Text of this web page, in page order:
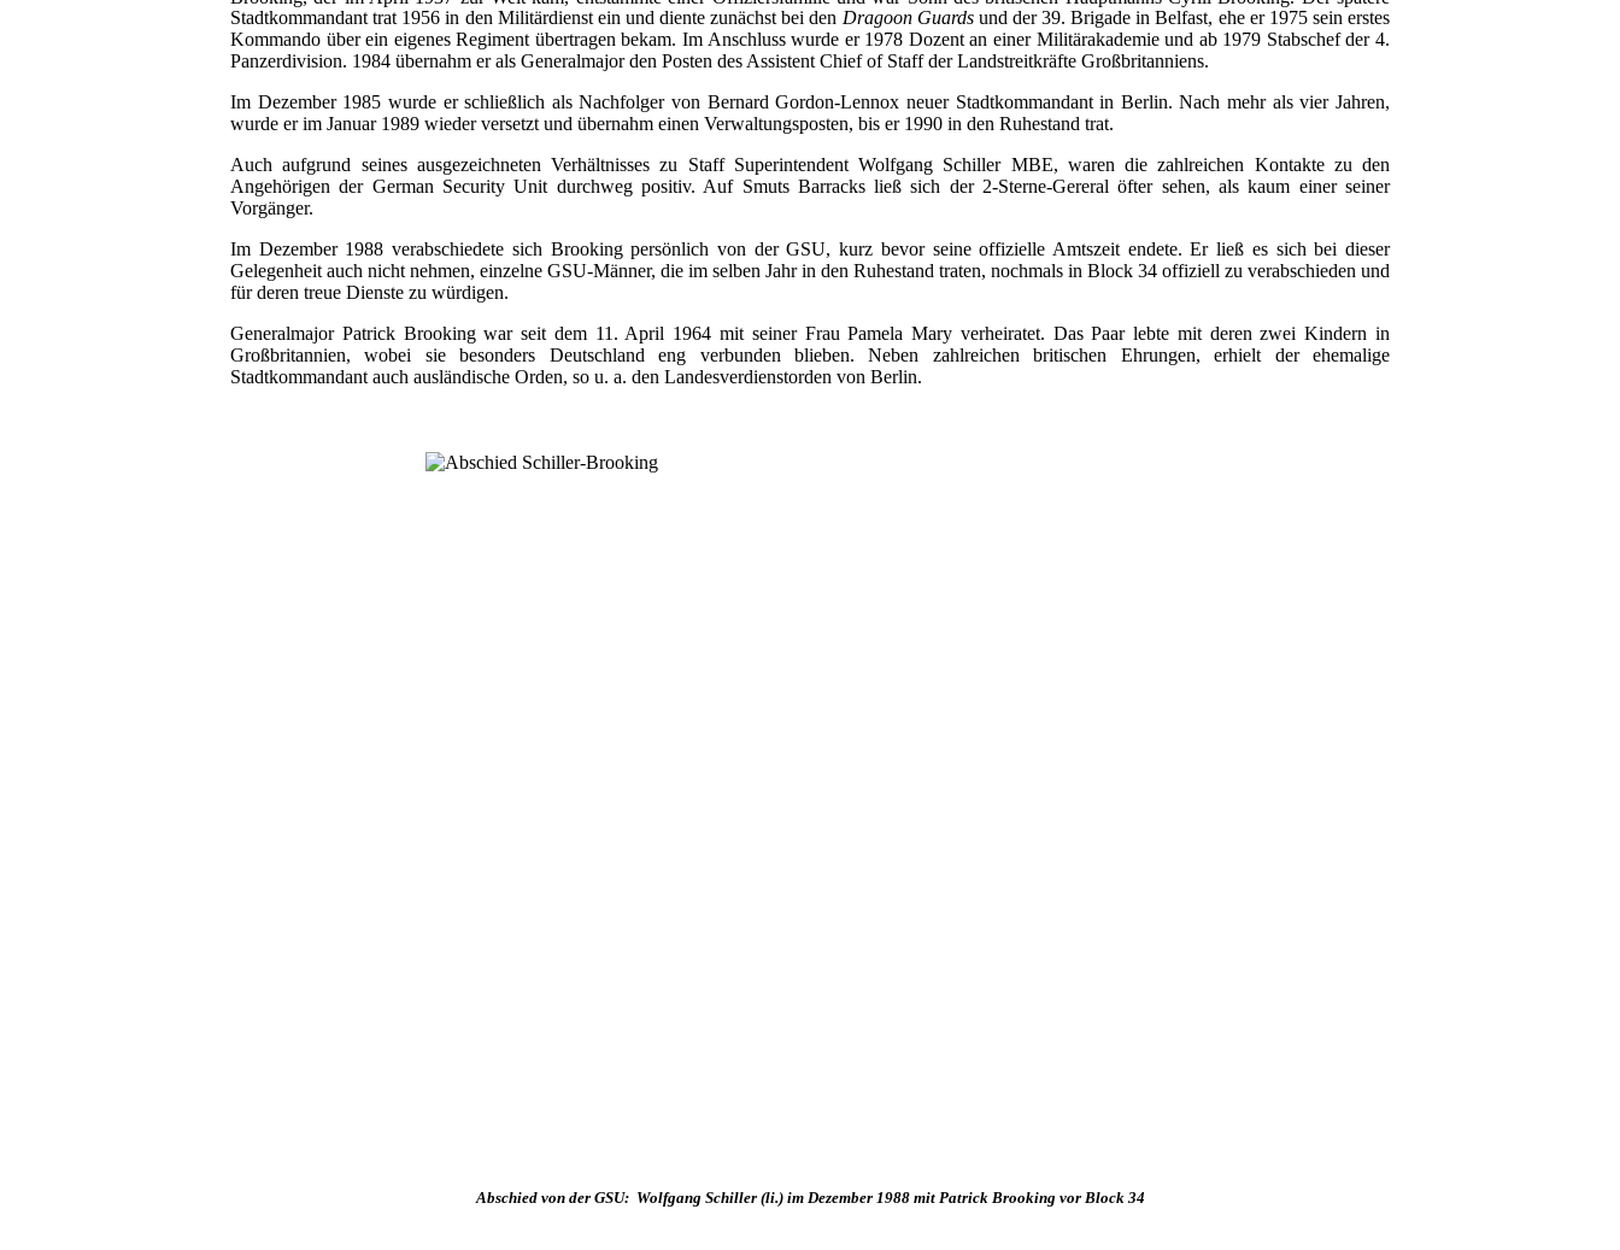
Stadtkommandant trat 1956 in den Militärdienst ein und diente zunächst bei den Dragoon Guardsund der 39. Brigade in Belfast, ehe er 1975 sein erstes
Kommando über ein eigenes Regiment übertragen bekam. Im Anschluss wurde er 1978 Dozent an einer Militärakademie und ab 1979 Stabschef der 4.
Panzerdivision. 1984 übernahm er als Generalmajor den Posten des Assistent Chief of Staff der Landstreitkräfte Großbritanniens.
Im Dezember 1985 wurde er schließlich als Nachfolger von Bernard Gordon-Lennox neuer Stadtkommandant in Berlin. Nach mehr als vier Jahren,
wurde er im Januar 1989 wieder versetzt und übernahm einen Verwaltungsposten, bis er 1990 in den Ruhestand trat.
Auch aufgrund seines ausgezeichneten Verhältnisses zu Staff Superintendent Wolfgang Schiller MBE, waren die zahlreichen Kontakte zu den
Angehörigen der German Security Unit durchweg positiv. Auf Smuts Barracks ließ sich der 2-Sterne-Gereral öfter sehen, als kaum einer seiner
Vorgänger.
Im Dezember 1988 verabschiedete sich Brooking persönlich von der GSU, kurz bevor seine offizielle Amtszeit endete. Er ließ es sich bei dieser
Gelegenheit auch nicht nehmen, einzelne GSU-Männer, die im selben Jahr in den Ruhestand traten, nochmals in Block 34 offiziell zu verabschieden und
für deren treue Dienste zu würdigen.
Generalmajor Patrick Brooking war seit dem 11. April 1964 mit seiner Frau Pamela Mary verheiratet. Das Paar lebte mit deren zwei Kindern in
Großbritannien, wobei sie besonders Deutschland eng verbunden blieben. Neben zahlreichen britischen Ehrungen, erhielt der ehemalige
Stadtkommandant auch ausländische Orden, so u. a. den Landesverdienstorden von Berlin.
Abschied von der GSU: Wolfgang Schiller (li.) im Dezember 1988 mit Patrick Brooking vor Block 34